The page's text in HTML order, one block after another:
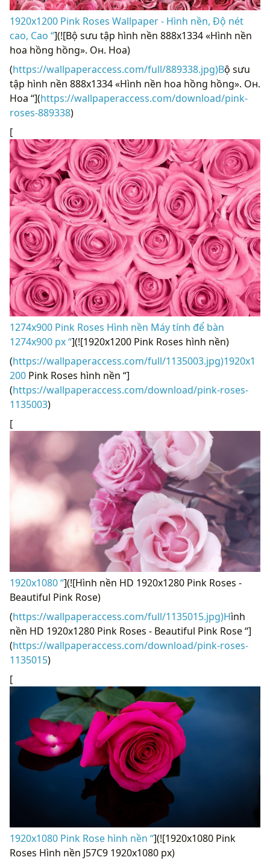
1920x1200 Pink Roses Wallpaper - Hình nền, Độ nét
cao, Cao “](![Bộ sưu tập hình nền 888x1334 «Hình nền
hoa hồng hồng». Он. Hoa)
(https://wallpaperaccess.com/full/889338.jpg)Bộ sưu
tập hình nền 888x1334 «Hình nền hoa hồng hồng». Он.
Hoa “](https://wallpaperaccess.com/download/pink-
roses-889338)
[
1274x900 Pink Roses Hình nền Máy tính để bàn
1274x900 px “](![1920x1200 Pink Roses hình nền)
(https://wallpaperaccess.com/full/1135003.jpg)1920x1
200 Pink Roses hình nền “]
(https://wallpaperaccess.com/download/pink-roses-
1135003)
[
1920x1080 “](![Hình nền HD 1920x1280 Pink Roses -
Beautiful Pink Rose)
(https://wallpaperaccess.com/full/1135015.jpg)Hình
nền HD 1920x1280 Pink Roses - Beautiful Pink Rose “]
(https://wallpaperaccess.com/download/pink-roses-
1135015)
[
1920x1080 Pink Rose hình nền “](![1920x1080 Pink
Roses Hình nền J57C9 1920x1080 px)